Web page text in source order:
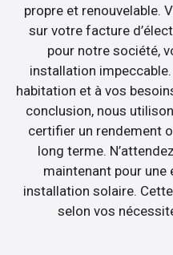
propre et renouvelable.
sur votre facture
pour notre société,
installation
habitation et à vos
conclusion, nous
certifier un rendement
long terme.
maintenant pour
installation solaire.
selon vos